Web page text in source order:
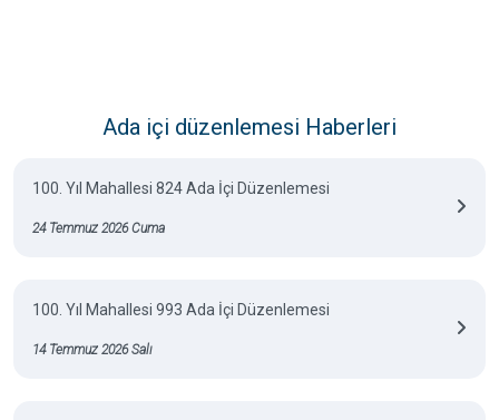
Ada içi düzenlemesi Haberleri
100. Yıl Mahallesi 824 Ada İçi Düzenlemesi
24 Temmuz 2026 Cuma
100. Yıl Mahallesi 993 Ada İçi Düzenlemesi
14 Temmuz 2026 Salı